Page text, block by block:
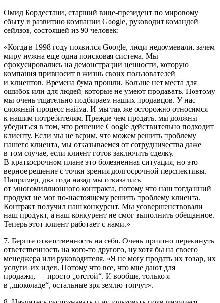
Омид Кордестани, старший вице-президент по мировому
сбыту и развитию компании Google, руководит командой
сейлзов, состоящей из 90 человек:
«Когда в 1998 году появился Google, люди недоумевали, зачем
миру нужна еще одна поисковая система. Мы
сфокусировались на демонстрации ценности, которую
компания привносит в жизнь своих пользователей
и клиентов. Времена бума прошли. Больше нет места для
ошибок или для людей, которые не умеют продавать. Поэтому
мы очень тщательно подбираем наших продавцов. У нас
сложный процесс найма. И мы так же осторожно относимся
к нашим потребителям. Прежде чем продать, мы должны
убедиться в том, что решение Google действительно подходит
клиенту. Если мы не верим, что можем решить проблему
нашего клиента, мы отказываемся от сотрудничества даже
в том случае, если клиент готов заключить сделку.
В краткосрочном плане это болезненная ситуация, но это
верное решение с точки зрения долгосрочной перспективы.
Например, два года назад мы отказались
от многомиллионного контракта, потому что наш тогдашний
продукт не мог по-настоящему решить проблему клиента.
Контракт получил наш конкурент. Мы усовершенствовали
наш продукт, а наш конкурент не смог выполнить обещанное.
Теперь этот клиент работает с нами.»
7. Берите ответственность на себя. Очень приятно перекинуть
ответственность на кого-то другого, ну хотя бы на своего
менеджера или руководителя. «Я не могу продать их товар, их
услуги, их идеи. Потому что все, что мне дают для
продажи, — просто „отстой“. И вообще, только я
в „шоколаде“, остальные зря землю топчут».